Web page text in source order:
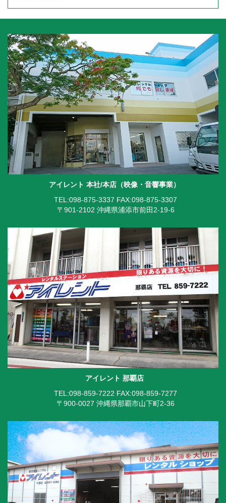
アイレント 本社/本店（映像・音響事業）
TEL:098-875-3337 FAX:098-875-3307
〒901-2102 沖縄県浦添市前田2-19-6
アイレント 那覇店
TEL:098-859-7222 FAX:098-859-7277
〒900-0027 沖縄県那覇市山下町2-36